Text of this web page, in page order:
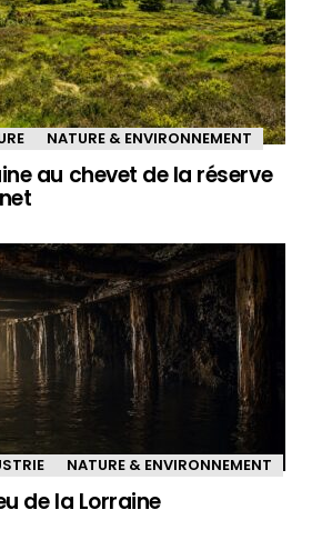
NATURE & ENVIRONNEMENT
au chevet de la réserve
NATURE & ENVIRONNEMENT
de la Lorraine